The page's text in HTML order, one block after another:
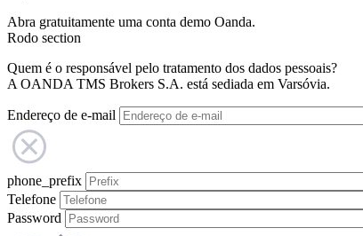
Abra gratuitamente uma conta demo Oanda.
Rodo section
Quem é o responsável pelo tratamento dos dados pessoais?
A OANDA TMS Brokers S.A. está sediada em Varsóvia.
Endereço de e-mail
phone_prefix
Telefone
Password